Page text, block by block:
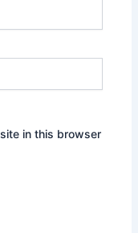
in this browser